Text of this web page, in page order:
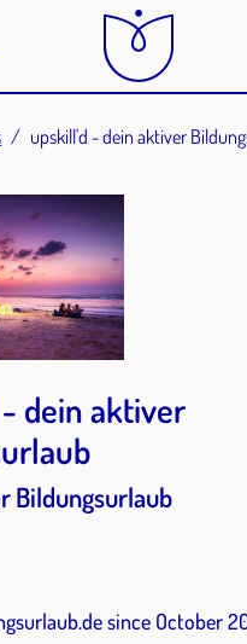
upskill'd - dein aktiver
dein aktiver
Bildungsurlaub
since October